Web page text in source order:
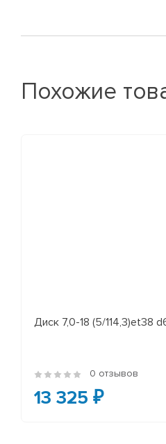
Похожие
Диск 7,0-18 (5/114,3)et38
0 отзывов
13 325 ₽